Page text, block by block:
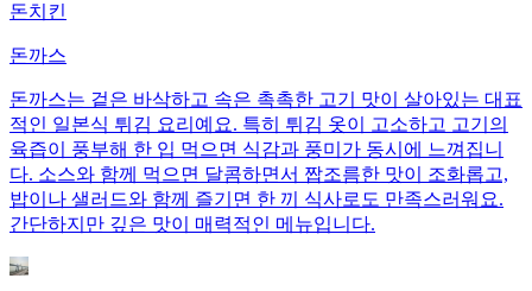
돈치킨
돈까스
돈까스는 겉은 바삭하고 속은 촉촉한 고기 맛이 살아있는 대표
적인 일본식 튀김 요리예요. 특히 튀김 옷이 고소하고 고기의
육즙이 풍부해 한 입 먹으면 식감과 풍미가 동시에 느껴집니
다. 소스와 함께 먹으면 달콤하면서 짭조름한 맛이 조화롭고,
밥이나 샐러드와 함께 즐기면 한 끼 식사로도 만족스러워요.
간단하지만 깊은 맛이 매력적인 메뉴입니다.